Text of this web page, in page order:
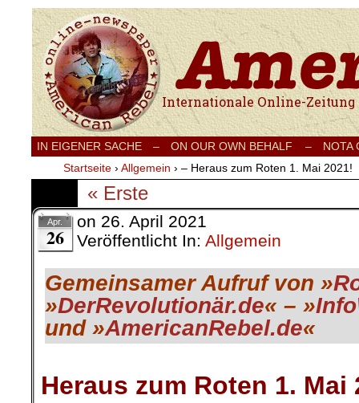
Internationale Onlinezeitung für Frieden,
IN EIGENER SACHE – ON OUR OWN BEHALF –
NOTA
Startseite › Allgemein › – Heraus zum Roten 1. Mai 2021!
« Erste
Apr.
26
on 26. April 2021
Veröffentlicht In: Allgemein
Gemeinsamer Aufruf von »
»DerRevolutionär.de« – »
und »AmericanRebel.de«
Heraus zum Roten 1. Mai